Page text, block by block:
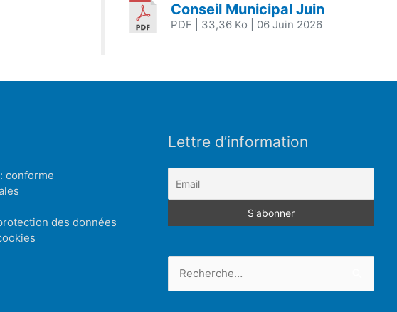
Conseil Municipal Juin
PDF | 33,36 Ko | 06 Juin 2026
conforme
des données
Lettre d’information